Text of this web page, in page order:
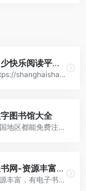
中少快乐阅读平台(报刊+绘本)
https://shanghaishaoer.61re...
图书馆大全
全国地区都能免费注册的图书馆合集
搜书网-资源丰富，有电子书和随书光盘
资源丰富，有电子书和随书光盘